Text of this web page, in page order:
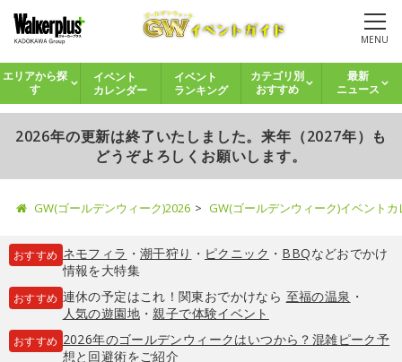
MENU
エリアから探
す
イベント
カレンダー
イベント
ランキング
カテゴリ別
おすすめ
最新
ニュース
2026年の更新は終了いたしました。来年（2027年）も
どうぞよろしくお願いします。
GW(ゴールデンウィーク)2026 GW(ゴールデンウィーク)イベント
おすすめ ネモフィラ ・ 潮干狩り ・ ピクニック ・ BBQなどおでかけ
情報を大特集
おすすめ 連休の予定はこれ！関東おでかけなら 至福の温泉 ・
人気の遊園地・親子で体験イベント
おすすめ 2026年のゴールデンウィークはいつから？混雑ピーク予
想と回避術をご紹介